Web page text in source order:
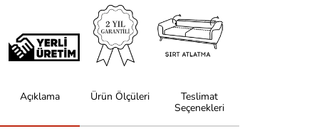
Açıklama Ürün Ölçüleri
Teslimat
Seçenekleri